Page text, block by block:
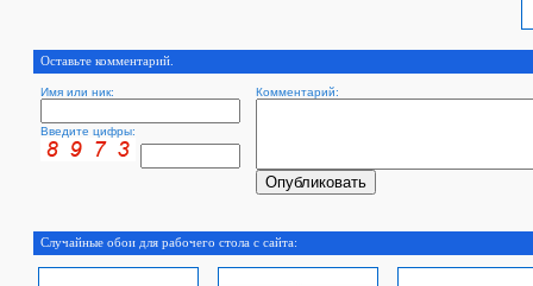
Оставьте комментарий.
Имя или ник: Комментарий:
Введите цифры:
Случайные обои для рабочего стола с сайта: